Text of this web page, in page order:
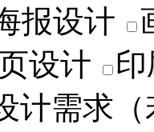
报设计
设计
计需求